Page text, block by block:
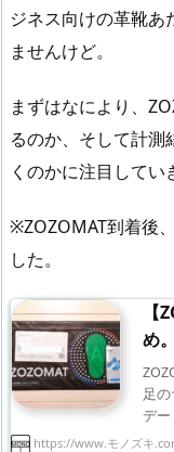
ジネス向けの革靴
ませんけど。
まずはなにより、
るのか、そして計測
くのかに注目してい
※ZOZOMAT到着後、
した。
め
足
デー
https://www.モノズキ